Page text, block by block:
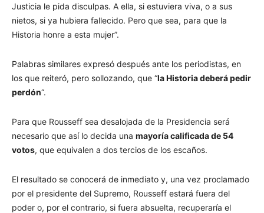
Justicia le pida disculpas. A ella, si estuviera viva, o a sus
nietos, si ya hubiera fallecido. Pero que sea, para que la
Historia honre a esta mujer”.
Palabras similares expresó después ante los periodistas, en
los que reiteró, pero sollozando, que “la Historia deberá pedir
perdón“.
Para que Rousseff sea desalojada de la Presidencia será
necesario que así lo decida una mayoría calificada de 54
votos, que equivalen a dos tercios de los escaños.
El resultado se conocerá de inmediato y, una vez proclamado
por el presidente del Supremo, Rousseff estará fuera del
poder o, por el contrario, si fuera absuelta, recuperaría el